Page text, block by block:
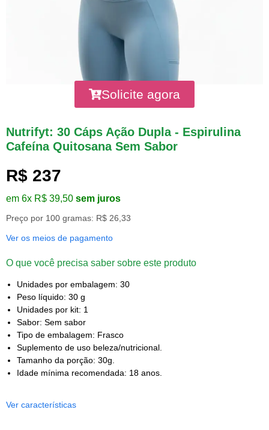
Solicite agora
Nutrifyt: 30 Cáps Ação Dupla - Espirulina
Cafeína Quitosana Sem Sabor
R$ 237
em 6x R$ 39,50 sem juros
Preço por 100 gramas: R$ 26,33
Ver os meios de pagamento
O que você precisa saber sobre este produto
Unidades por embalagem: 30
Peso líquido: 30 g
Unidades por kit: 1
Sabor: Sem sabor
Tipo de embalagem: Frasco
Suplemento de uso beleza/nutricional.
Tamanho da porção: 30g.
Idade mínima recomendada: 18 anos.
Ver características